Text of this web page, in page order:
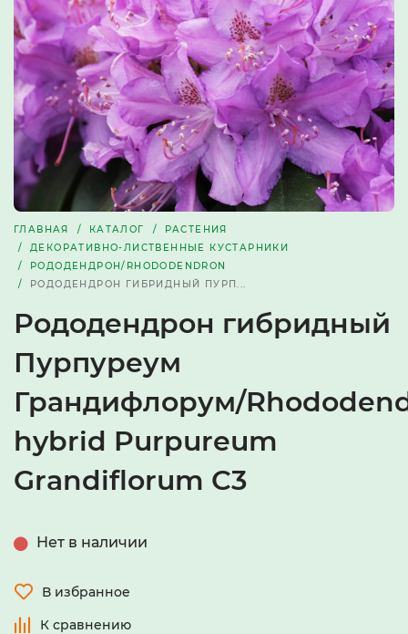
ГЛАВНАЯ КАТАЛОГ
РАСТЕНИЯ
ДЕКОРАТИВНО-ЛИСТВЕННЫЕ КУСТАРНИКИ
РОДОДЕНДРОН/RHODODENDRON
РОДОДЕНДРОН ГИБРИДНЫЙ ПУРП...
Рододендрон гибридный
Пурпуреум
Грандифлорум/
hybrid Purpureum
Grandiflorum С3
Нет в наличии
В избранное
К сравнению